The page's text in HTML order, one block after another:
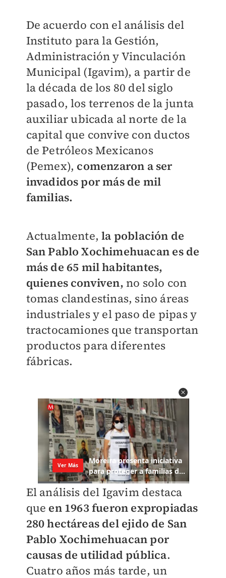
De acuerdo con el análisis del
Instituto para la Gestión,
Administración y Vinculación
Municipal (Igavim), a partir de
la década de los 80 del siglo
pasado, los terrenos de la junta
auxiliar ubicada al norte de la
capital que convive con ductos
de Petróleos Mexicanos
(Pemex), comenzaron a ser
invadidos por más de mil
familias.
Actualmente, la población de
San Pablo Xochimehuacan es de
más de 65 mil habitantes,
quienes conviven, no solo con
tomas clandestinas, sino áreas
industriales y el paso de pipas y
tractocamiones que transportan
productos para diferentes
fábricas.
El análisis del Igavim destaca
que en 1963 fueron expropiadas
280 hectáreas del ejido de San
Pablo Xochimehuacan por
causas de utilidad pública.
Cuatro años más tarde, un